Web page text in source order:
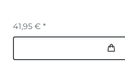
41,95 € *